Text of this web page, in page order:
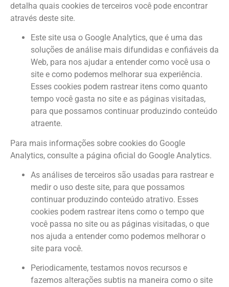
detalha quais cookies de terceiros você pode encontrar
através deste site.
Este site usa o Google Analytics, que é uma das
soluções de análise mais difundidas e confiáveis da
Web, para nos ajudar a entender como você usa o
site e como podemos melhorar sua experiência.
Esses cookies podem rastrear itens como quanto
tempo você gasta no site e as páginas visitadas,
para que possamos continuar produzindo conteúdo
atraente.
Para mais informações sobre cookies do Google
Analytics, consulte a página oficial do Google Analytics.
As análises de terceiros são usadas para rastrear e
medir o uso deste site, para que possamos
continuar produzindo conteúdo atrativo. Esses
cookies podem rastrear itens como o tempo que
você passa no site ou as páginas visitadas, o que
nos ajuda a entender como podemos melhorar o
site para você.
Periodicamente, testamos novos recursos e
fazemos alterações subtis na maneira como o site